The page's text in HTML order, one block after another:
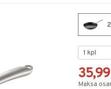
35,99
Maksa